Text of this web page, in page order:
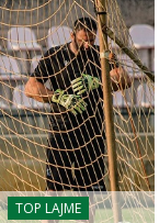
TOP LAJME